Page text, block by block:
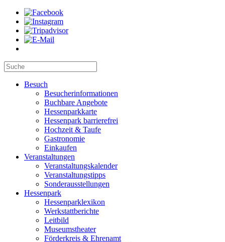
Besuch
Besucherinformationen
Buchbare Angebote
Hessenparkkarte
Hessenpark barrierefrei
Hochzeit & Taufe
Gastronomie
Einkaufen
Veranstaltungen
Veranstaltungskalender
Veranstaltungstipps
Sonderausstellungen
Hessenpark
Hessenparklexikon
Werkstattberichte
Leitbild
Museumstheater
Förderkreis & Ehrenamt